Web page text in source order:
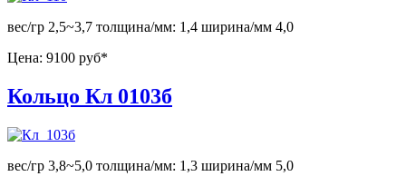
вес/гр 2,5~3,7 толщина/мм: 1,4 ширина/мм 4,0
Цена: 9100 руб*
Кольцо Кл 0103б
вес/гр 3,8~5,0 толщина/мм: 1,3 ширина/мм 5,0